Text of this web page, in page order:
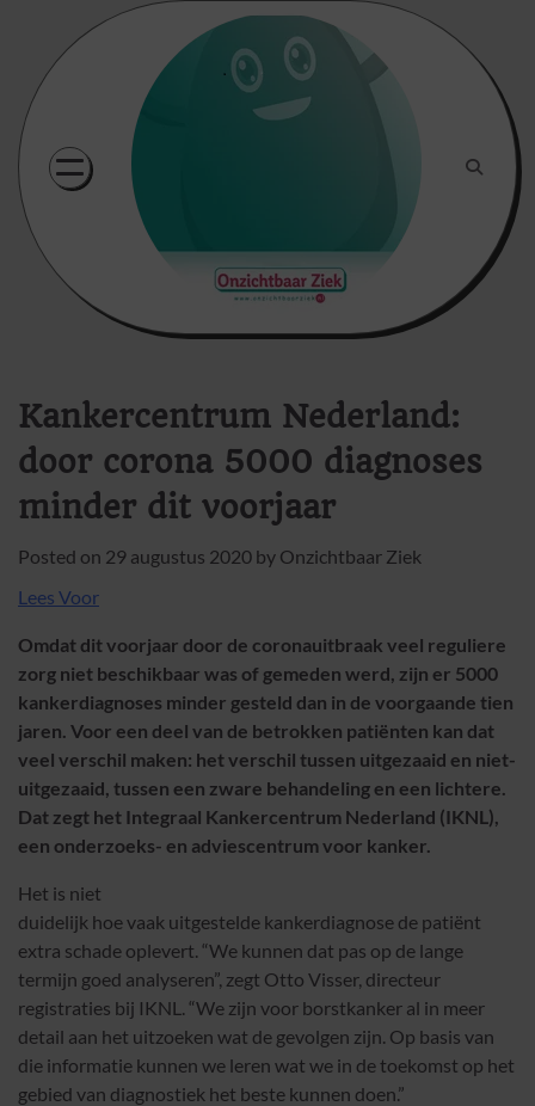
content
Kankercentrum Nederland:
door corona 5000 diagnoses
minder dit voorjaar
Posted on 29 augustus 2020 by Onzichtbaar Ziek
Lees Voor
Omdat dit voorjaar door de coronauitbraak veel reguliere
zorg niet beschikbaar was of gemeden werd, zijn er 5000
kankerdiagnoses minder gesteld dan in de voorgaande tien
jaren. Voor een deel van de betrokken patiënten kan dat
veel verschil maken: het verschil tussen uitgezaaid en niet-
uitgezaaid, tussen een zware behandeling en een lichtere.
Dat zegt het Integraal Kankercentrum Nederland (IKNL),
een onderzoeks- en adviescentrum voor kanker.
Het is niet
duidelijk hoe vaak uitgestelde kankerdiagnose de patiënt
extra schade oplevert. “We kunnen dat pas op de lange
termijn goed analyseren”, zegt Otto Visser, directeur
registraties bij IKNL. “We zijn voor borstkanker al in meer
detail aan het uitzoeken wat de gevolgen zijn. Op basis van
die informatie kunnen we leren wat we in de toekomst op het
gebied van diagnostiek het beste kunnen doen.”